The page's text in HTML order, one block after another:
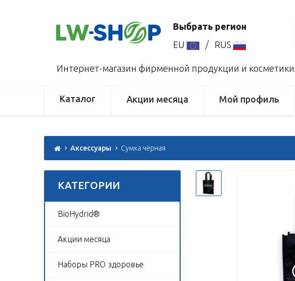
Выбрать регион
EU
/ RUS
Интернет-магазин фирменной продукции и
Каталог Акции месяца Мой профиль
Аксессуары Сумка чёрная
КАТЕГОРИИ
BioHydrid®
Акции месяца
Наборы PRO здоровье